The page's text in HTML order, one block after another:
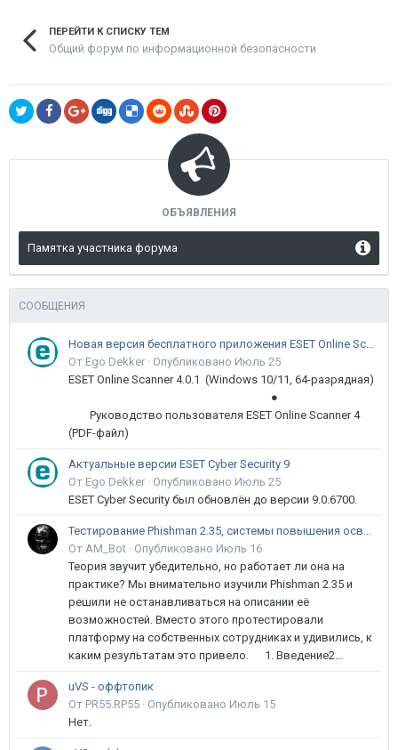
ПЕРЕЙТИ К СПИСКУ ТЕМ
Общий форум по информационной безопасности
ОБЪЯВЛЕНИЯ
Памятка участника форума
СООБЩЕНИЯ
Новая версия бесплатного приложения ESET Online Scanner доступна пользователям
От Ego Dekker · Опубликовано Июль 25
ESET Online Scanner 4.0.1 (Windows 10/11, 64-разрядная)
●
Руководство пользователя ESET Online Scanner 4
(PDF-файл)
Актуальные версии ESET Cyber Security 9
От Ego Dekker · Опубликовано Июль 25
ESET Cyber Security был обновлён до версии 9.0.6700.
Тестирование Phishman 2.35, системы повышения осведомлённости пользователей в сфере ИБ
От AM_Bot · Опубликовано Июль 16
Теория звучит убедительно, но работает ли она на
практике? Мы внимательно изучили Phishman 2.35 и
решили не останавливаться на описании её
возможностей. Вместо этого протестировали
платформу на собственных сотрудниках и удивились, к
каким результатам это привело. 1. Введение2...
uVS - оффтопик
От PR55.RP55 · Опубликовано Июль 15
Нет.